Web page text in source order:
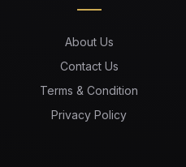
About Us
Contact Us
Terms & Condition
Privacy Policy